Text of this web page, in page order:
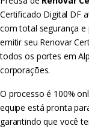
Certificado Digital DF
com total segurança e
emitir seu Renovar
todos os portes em
corporações.
O processo é 100%
equipe está pronta
garantindo que você